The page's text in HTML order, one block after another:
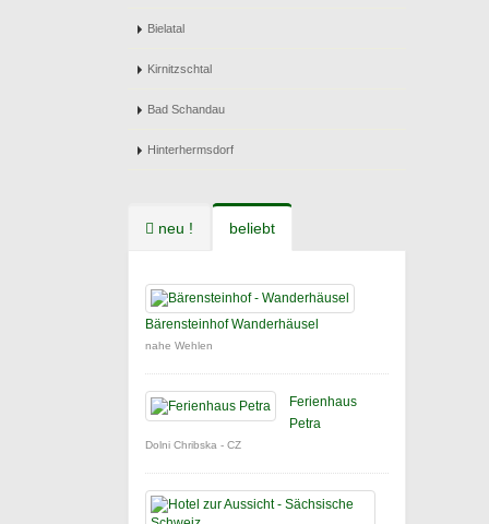
Bielatal
Kirnitzschtal
Bad Schandau
Hinterhermsdorf
neu ! beliebt
Bärensteinhof Wanderhäusel
nahe Wehlen
Ferienhaus
Petra
Dolni Chribska - CZ